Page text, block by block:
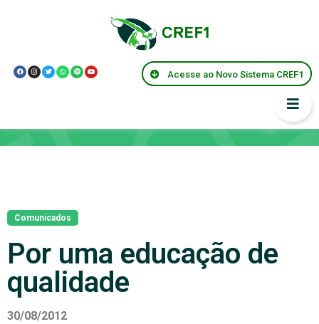
Acesse ao Novo Sistema CREF1
Comunicados
Por uma educação de
qualidade
30/08/2012